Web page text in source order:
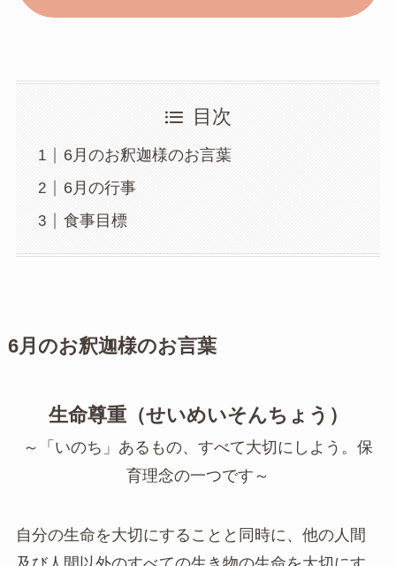
目次
6月のお釈迦様のお言葉
6月の行事
食事目標
6月のお釈迦様のお言葉
生命尊重（せいめいそんちょう）
～「いのち」あるもの、すべて大切にしよう。保
育理念の一つです～
自分の生命を大切にすることと同時に、他の人間